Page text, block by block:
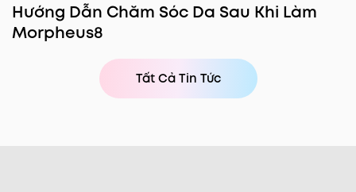
Hướng Dẫn Chăm Sóc Da Sau Khi Làm
Morpheus8
Tất Cả Tin Tức